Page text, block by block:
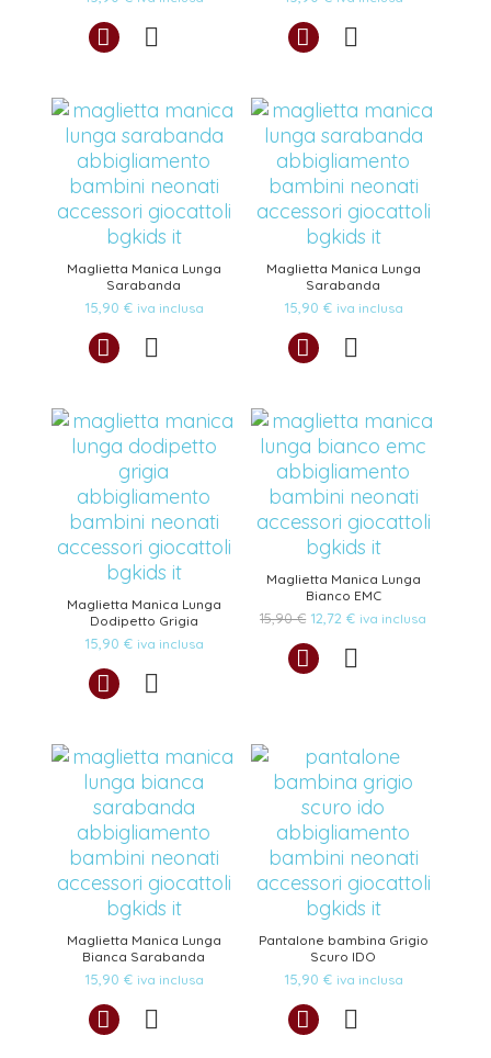
Maglietta Manica Lunga
Sarabanda
15,90 € iva inclusa
Maglietta Manica Lunga
Sarabanda
15,90 € iva inclusa
Maglietta Manica Lunga
Dodipetto Grigia
15,90 € iva inclusa
Maglietta Manica Lunga
Bianco EMC
15,90€ Il
originale
era:
12,72€Il
attuale
è:
iva inclusa
Maglietta Manica Lunga
Bianca Sarabanda
15,90 € iva inclusa
Pantalone bambina Grigio
Scuro IDO
15,90 € iva inclusa